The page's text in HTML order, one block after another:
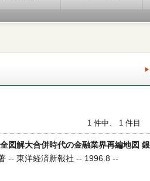
1 件中、 1 件目
図解大合併時代の金融業界再編地図
-- 東洋経済新報社 -- 1996.8 --